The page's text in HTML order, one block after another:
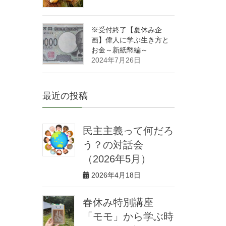
※受付終了【夏休み企
画】偉人に学ぶ生き方と
お金～新紙幣編～
2024年7月26日
最近の投稿
民主主義って何だろ
う？の対話会
（2026年5月）
2026年4月18日
春休み特別講座
「モモ」から学ぶ時